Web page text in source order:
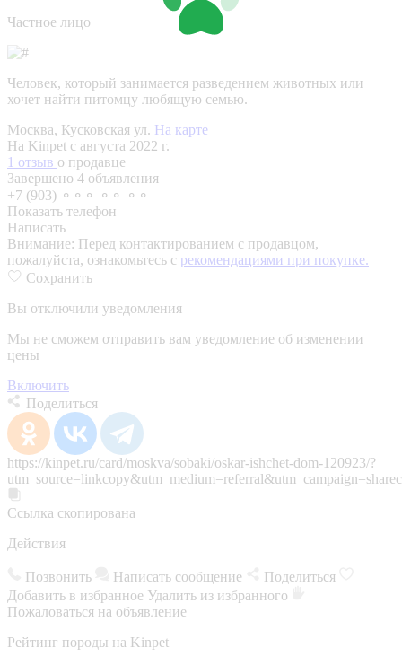
Частное лицо
Человек, который занимается разведением животных или
хочет найти питомцу любящую семью.
Москва, Кусковская ул. На карте
На Kinpet c августа 2022 г.
1 отзыв о продавце
Завершено 4 объявления
+7 (903) ⚬⚬⚬ ⚬⚬ ⚬⚬
Показать телефон
Написать
Внимание: Перед контактированием с продавцом,
пожалуйста, ознакомьтесь с рекомендациями при покупке.
Сохранить
Вы отключили уведомления
Мы не сможем отправить вам уведомление об изменении
цены
Включить
Поделиться
https://kinpet.ru/card/moskva/sobaki/oskar-ishchet-dom-120923/?
Ссылка скопирована
Действия
Позвонить Написать сообщение
Поделиться
Добавить в избранное Удалить из избранного
Пожаловаться на объявление
Рейтинг породы на Kinpet